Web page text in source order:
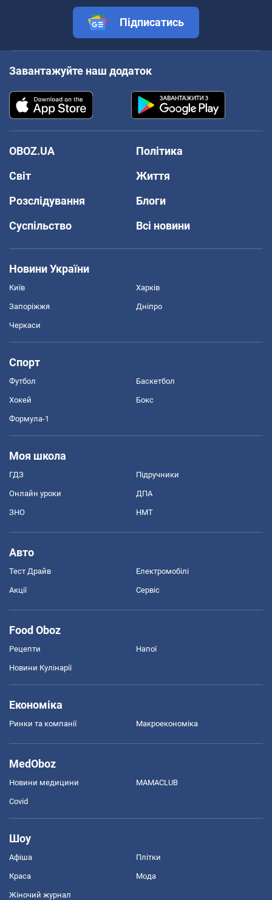
Підписатись
Завантажуйте наш додаток
OBOZ.UA
Політика
Світ
Життя
Розслідування
Блоги
Суспільство
Всі новини
Новини України
Київ Харків
Запоріжжя Дніпро
Черкаси
Спорт
Футбол Баскетбол
Хокей Бокс
Формула-1
Моя школа
ГДЗ Підручники
Онлайн уроки ДПА
ЗНО НМТ
Авто
Тест Драйв Електромобілі
Акції Сервіс
Food Oboz
Рецепти Напої
Новини Кулінарії
Економіка
Ринки та компанії Макроекономіка
MedOboz
Новини медицини MAMACLUB
Covid
Шоу
Афіша Плітки
Краса Мода
Жіночий журнал